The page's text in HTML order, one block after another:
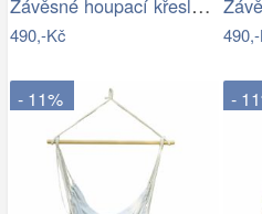
490,-Kč
- 11% -